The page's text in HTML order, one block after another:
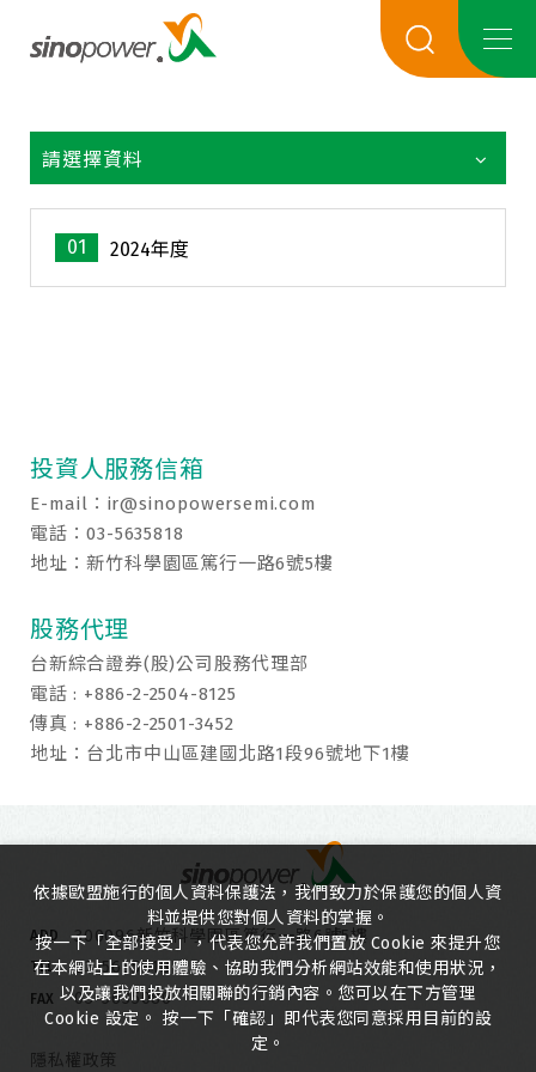
請選擇資料
01 2024年度
投資人服務信箱
E-mail： ir@sinopowersemi.com
電話：03-5635818
地址：新竹科學園區篤行一路6號5樓
股務代理
台新綜合證券(股)公司股務代理部
電話 : +886-2-2504-8125
傳真 : +886-2-2501-3452
地址：台北市中山區建國北路1段96號地下1樓
ADD 300096新竹科學園區篤行一路6號5樓
TEL 03-5635818
FAX 03-5635080
隱私權政策
依據歐盟施行的個人資料保護法，我們致力於保護您的個人資
料並提供您對個人資料的掌握。
按一下「全部接受」，代表您允許我們置放 Cookie 來提升您
在本網站上的使用體驗、協助我們分析網站效能和使用狀況，
以及讓我們投放相關聯的行銷內容。您可以在下方管理
Cookie 設定。 按一下「確認」即代表您同意採用目前的設
定。